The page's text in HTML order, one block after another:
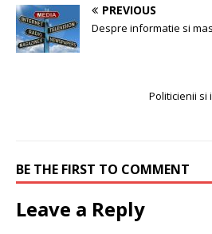
PREVIOUS
Despre informatie si
Politicienii si
BE THE FIRST TO COMMENT
Leave a Reply